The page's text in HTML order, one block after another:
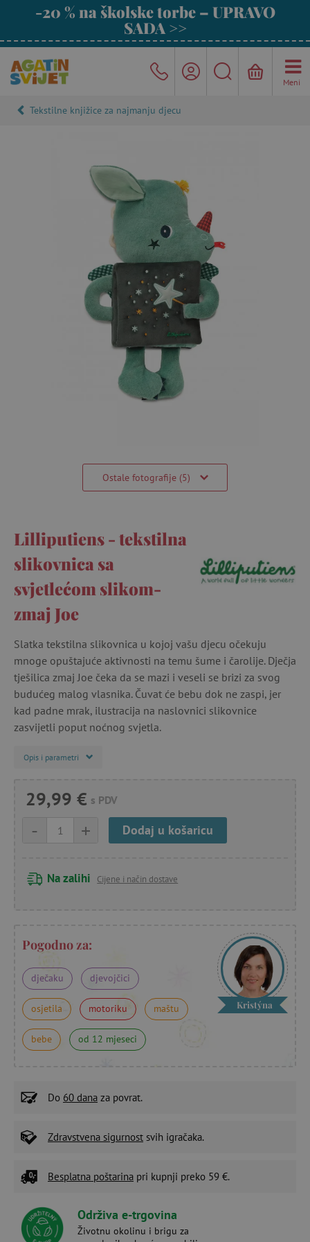
-20 % na školske torbe – UPRAVO
SADA >>
Meni
Tekstilne knjižice za najmanju djecu
Ostale fotografije (5)
Lilliputiens - tekstilna
slikovnica sa
svjetlećom slikom-
zmaj Joe
Slatka tekstilna slikovnica u kojoj vašu djecu očekuju
mnoge opuštajuće aktivnosti na temu šume i čarolije. Dječja
tješilica zmaj Joe čeka da se mazi i veseli se brizi za svog
budućeg malog vlasnika. Čuvat će bebu dok ne zaspi, jer
kad padne mrak, ilustracija na naslovnici slikovnice
zasvijetli poput noćnog svjetla.
Opis i parametri
29,99 € s PDV
+
- Dodaj u košaricu
Na zalihi Cijene i način dostave
Pogodno za:
dječaku djevojčici
osjetila motoriku maštu
bebe od 12 mjeseci
Kristýna
Do 60 dana za povrat.
Zdravstvena sigurnost svih igračaka.
Besplatna poštarina pri kupnji preko 59 €.
Održiva e-trgovina
Životnu okolinu i brigu za